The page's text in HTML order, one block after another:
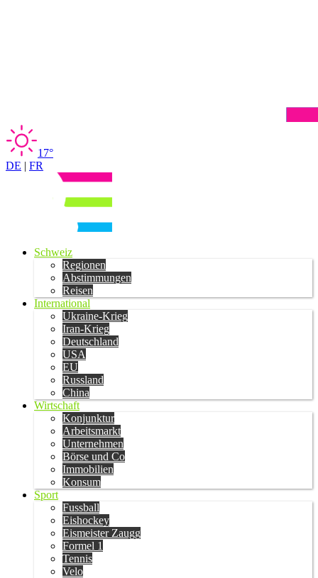
17°
DE | FR
Schweiz
Regionen
Abstimmungen
Reisen
International
Ukraine-Krieg
Iran-Krieg
Deutschland
USA
EU
Russland
China
Wirtschaft
Konjunktur
Arbeitsmarkt
Unternehmen
Börse und Co
Immobilien
Konsum
Sport
Fussball
Eishockey
Eismeister Zaugg
Formel 1
Tennis
Velo